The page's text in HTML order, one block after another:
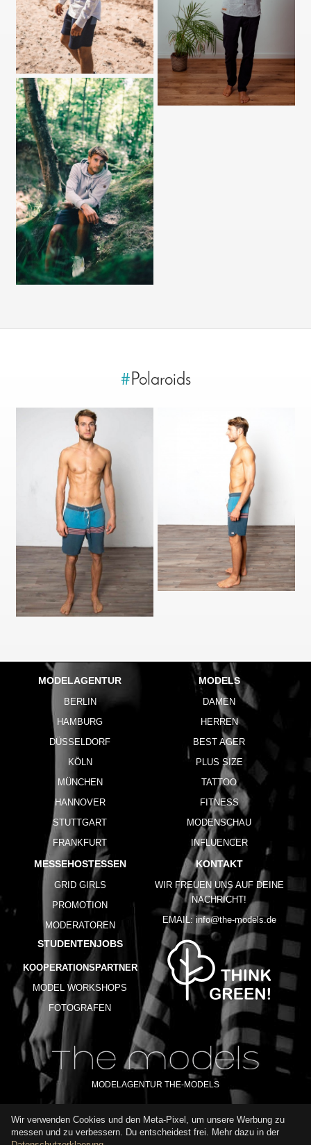
#Polaroids
MODELAGENTUR
BERLIN
HAMBURG
DÜSSELDORF
KÖLN
MÜNCHEN
HANNOVER
STUTTGART
FRANKFURT
MODELS
DAMEN
HERREN
BEST AGER
PLUS SIZE
TATTOO
FITNESS
MODENSCHAU
INFLUENCER
MESSEHOSTESSEN
GRID GIRLS
PROMOTION
MODERATOREN
STUDENTENJOBS
KOOPERATIONSPARTNER
MODEL WORKSHOPS
FOTOGRAFEN
KONTAKT
WIR FREUEN UNS AUF DEINE
NACHRICHT!
EMAIL: info@the-models.de
MODELAGENTUR THE-MODELS
IMPRESSUM AGB DATENSCHUTZ
NUTZUNGSBEDINGUNGEN
Wir verwenden Cookies und den Meta-Pixel, um unsere Werbung zu
messen und zu verbessern. Du entscheidest frei. Mehr dazu in der